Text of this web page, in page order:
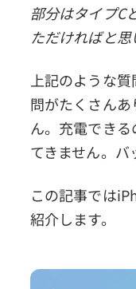
部分はタイプC
ただければと思
上記のような
問がたくさん
ん。充電でき
てきません。バ
この記事では
紹介します。